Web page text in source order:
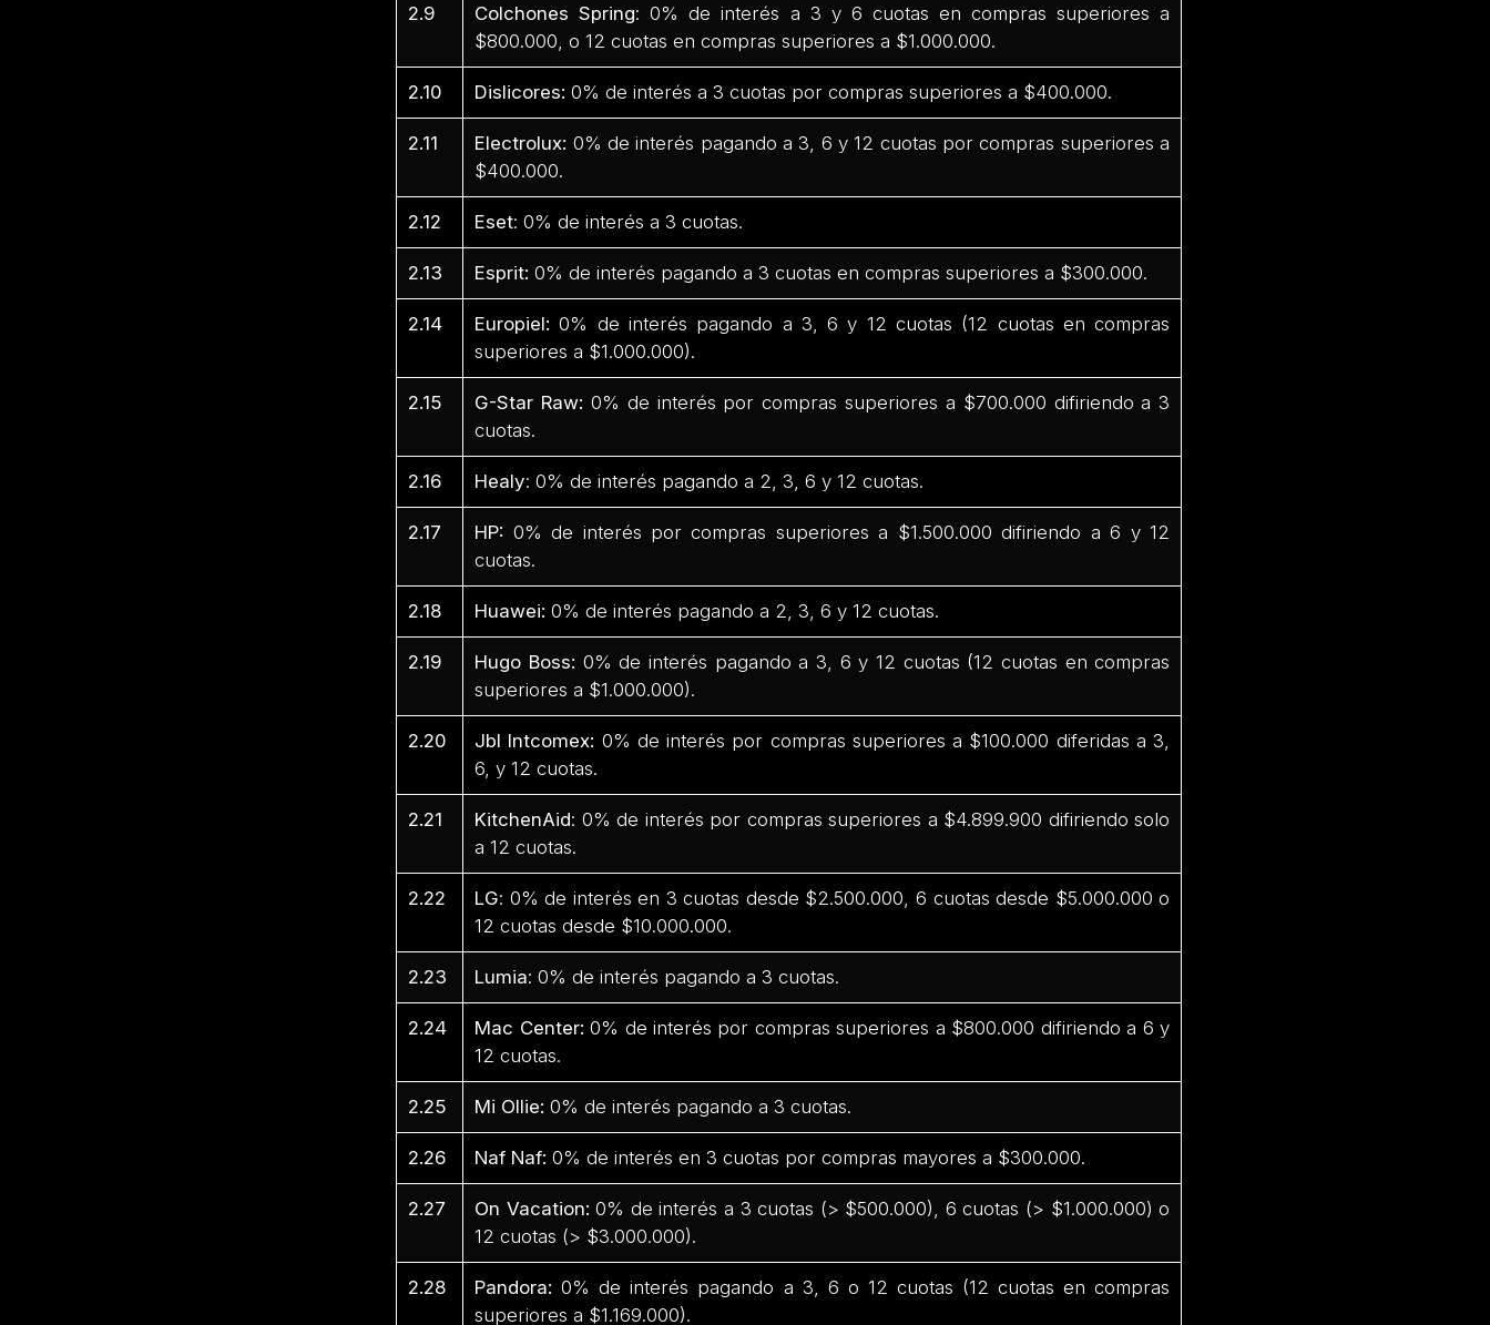
2.9 Colchones Spring: 0% de interés a 3 y 6 cuotas en compras superiores a
$800.000, o 12 cuotas en compras superiores a $1.000.000.
2.10 Dislicores: 0% de interés a 3 cuotas por compras superiores a $400.000.
2.11 Electrolux: 0% de interés pagando a 3, 6 y 12 cuotas por compras superiores a
$400.000.
2.12 Eset: 0% de interés a 3 cuotas.
2.13 Esprit: 0% de interés pagando a 3 cuotas en compras superiores a $300.000.
2.14 Europiel: 0% de interés pagando a 3, 6 y 12 cuotas (12 cuotas en compras
superiores a $1.000.000).
2.15 G-Star Raw: 0% de interés por compras superiores a $700.000 difiriendo a 3
cuotas.
2.16 Healy: 0% de interés pagando a 2, 3, 6 y 12 cuotas.
2.17 HP: 0% de interés por compras superiores a $1.500.000 difiriendo a 6 y 12
cuotas.
2.18 Huawei: 0% de interés pagando a 2, 3, 6 y 12 cuotas.
2.19 Hugo Boss: 0% de interés pagando a 3, 6 y 12 cuotas (12 cuotas en compras
superiores a $1.000.000).
2.20 Jbl Intcomex: 0% de interés por compras superiores a $100.000 diferidas a 3,
6, y 12 cuotas.
2.21 KitchenAid: 0% de interés por compras superiores a $4.899.900 difiriendo solo
a 12 cuotas.
2.22 LG: 0% de interés en 3 cuotas desde $2.500.000, 6 cuotas desde $5.000.000 o
12 cuotas desde $10.000.000.
2.23 Lumia: 0% de interés pagando a 3 cuotas.
2.24 Mac Center: 0% de interés por compras superiores a $800.000 difiriendo a 6 y
12 cuotas.
2.25 Mi Ollie:0% de interés pagando a 3 cuotas.
2.26 Naf Naf: 0% de interés en 3 cuotas por compras mayores a $300.000.
2.27 On Vacation:0% de interés a 3 cuotas (> $500.000), 6 cuotas (> $1.000.000) o
12 cuotas (> $3.000.000).
2.28 Pandora: 0% de interés pagando a 3, 6 o 12 cuotas (12 cuotas en compras
superiores a $1.169.000).